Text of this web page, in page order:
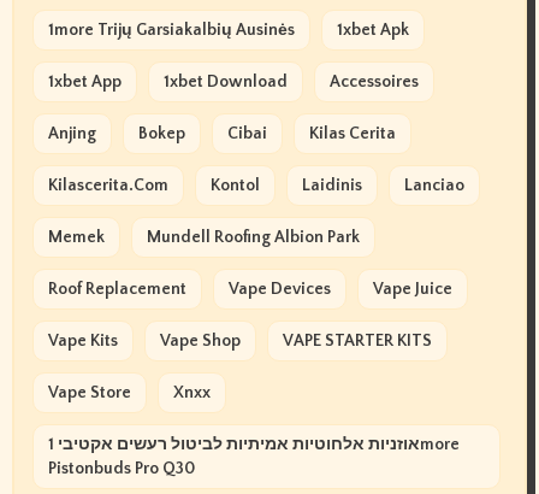
1more Trijų Garsiakalbių Ausinės 1xbet Apk
1xbet App 1xbet Download Accessoires
Anjing Bokep Cibai Kilas Cerita
Kilascerita.com Kontol Laidinis Lanciao
Memek Mundell Roofing Albion Park
Roof Replacement Vape Devices Vape Juice
Vape Kits Vape Shop VAPE STARTER KITS
Vape Store Xnxx
אוזניות אלחוטיות אמיתיות לביטול רעשים אקטיבי 1more
Pistonbuds Pro Q30